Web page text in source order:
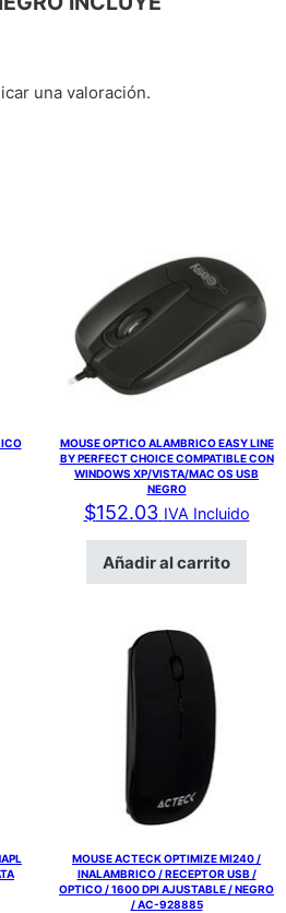
una valoración.
MOUSE OPTICO ALAMBRICO EASY LINE
BY PERFECT CHOICE COMPATIBLE CON
WINDOWS XP/VISTA/MAC OS USB
NEGRO
$152.03 IVA Incluido
Añadir al carrito
MOUSE ACTECK OPTIMIZE MI240 /
INALAMBRICO / RECEPTOR USB /
OPTICO / 1600 DPI AJUSTABLE / NEGRO
/ AC-928885